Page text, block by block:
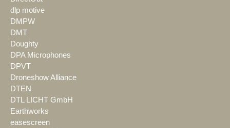
dlp motive
DMPW
DMT
Doughty
DPA Microphones
DPVT
Droneshow Alliance
DTEN
DTL LICHT GmbH
Earthworks
easescreen